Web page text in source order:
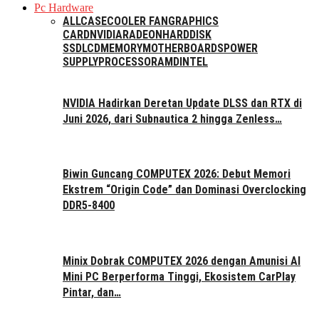
Pc Hardware
ALLCASECOOLER FANGRAPHICS
CARDNVIDIARADEONHARDDISK
SSDLCDMEMORYMOTHERBOARDSPOWER
SUPPLYPROCESSORAMDINTEL
NVIDIA Hadirkan Deretan Update DLSS dan RTX di
Juni 2026, dari Subnautica 2 hingga Zenless…
Biwin Guncang COMPUTEX 2026: Debut Memori
Ekstrem “Origin Code” dan Dominasi Overclocking
DDR5-8400
Minix Dobrak COMPUTEX 2026 dengan Amunisi AI
Mini PC Berperforma Tinggi, Ekosistem CarPlay
Pintar, dan…